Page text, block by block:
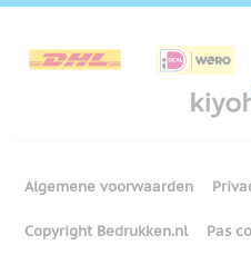
Algemene voorwaarden
Copyright Bedrukken.nl Pas